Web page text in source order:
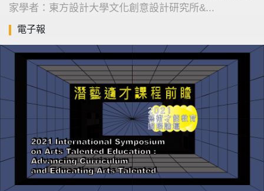
家學者：東方設計大學文化創意設計研究所&...
電子報